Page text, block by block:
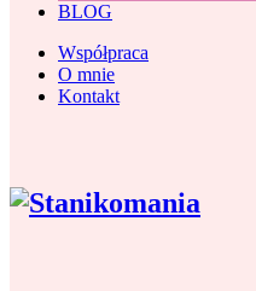
BLOG
Współpraca
O mnie
Kontakt